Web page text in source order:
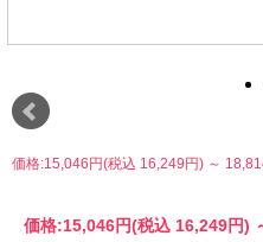
価格:15,046円(税込 16,249円) ～
価格:15,046円(税込 16,249円)